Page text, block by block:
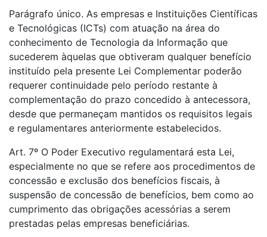
Parágrafo único. As empresas e Instituições Científicas
e Tecnológicas (ICTs) com atuação na área do
conhecimento de Tecnologia da Informação que
sucederem àquelas que obtiveram qualquer benefício
instituído pela presente Lei Complementar poderão
requerer continuidade pelo período restante à
complementação do prazo concedido à antecessora,
desde que permaneçam mantidos os requisitos legais
e regulamentares anteriormente estabelecidos.
Art. 7º O Poder Executivo regulamentará esta Lei,
especialmente no que se refere aos procedimentos de
concessão e exclusão dos benefícios fiscais, à
suspensão de concessão de benefícios, bem como ao
cumprimento das obrigações acessórias a serem
prestadas pelas empresas beneficiárias.